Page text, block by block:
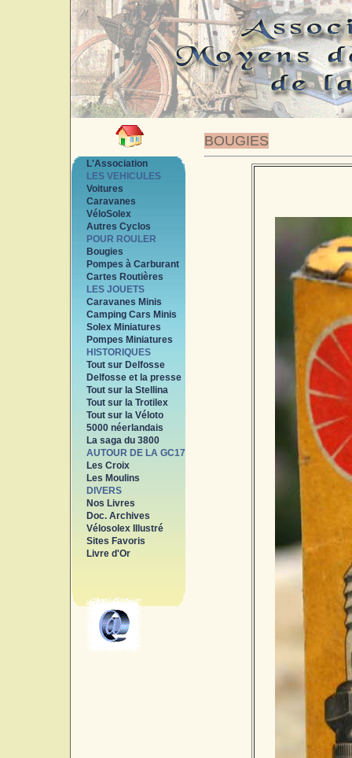
BOUGIES
L'Association
LES VEHICULES
Voitures
Caravanes
VéloSolex
Autres Cyclos
POUR ROULER
Bougies
Pompes à Carburant
Cartes Routières
LES JOUETS
Caravanes Minis
Camping Cars Minis
Solex Miniatures
Pompes Miniatures
HISTORIQUES
Tout sur Delfosse
Delfosse et la presse
Tout sur la Stellina
Tout sur la Trotilex
Tout sur la Véloto
5000 néerlandais
La saga du 3800
AUTOUR DE LA GC17
Les Croix
Les Moulins
DIVERS
Nos Livres
Doc. Archives
Vélosolex Illustré
Sites Favoris
Livre d'Or